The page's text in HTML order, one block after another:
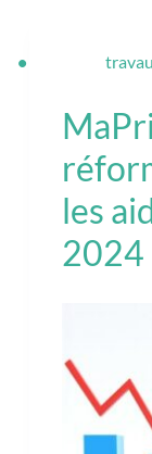
les
2024